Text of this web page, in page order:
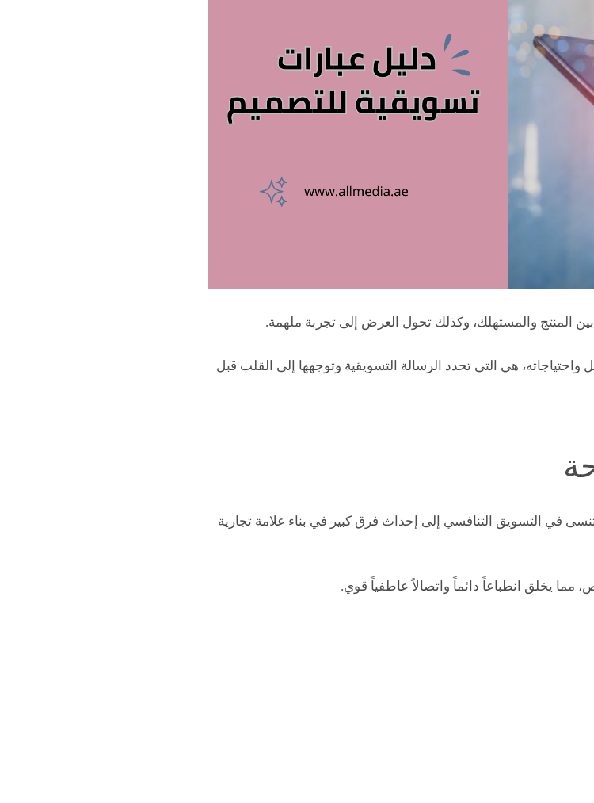
المنتج والمستهلك، وكذلك تحول العرض إلى تجربة ملهمة.
هي التي تحدد الرسالة التسويقية وتوجهها إلى القلب قبل
تنسى في التسويق التنافسي إلى إحداث فرق كبير في بناء علامة تجارية
يخلق انطباعاً دائماً واتصالاً عاطفياً قوي.